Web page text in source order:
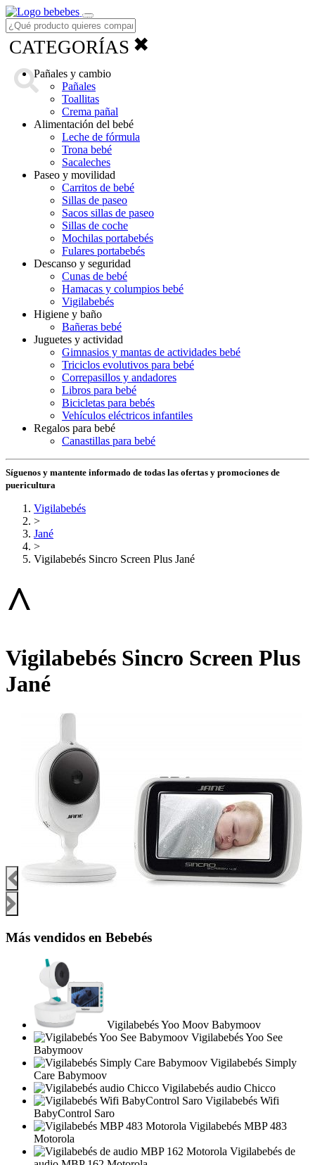
Menú
CATEGORÍAS ✖
Pañales y cambio
Pañales
Toallitas
Crema pañal
Alimentación del bebé
Leche de fórmula
Trona bebé
Sacaleches
Paseo y movilidad
Carritos de bebé
Sillas de paseo
Sacos sillas de paseo
Sillas de coche
Mochilas portabebés
Fulares portabebés
Descanso y seguridad
Cunas de bebé
Hamacas y columpios bebé
Vigilabebés
Higiene y baño
Bañeras bebé
Juguetes y actividad
Gimnasios y mantas de actividades bebé
Triciclos evolutivos para bebé
Correpasillos y andadores
Libros para bebé
Bicicletas para bebés
Vehículos eléctricos infantiles
Regalos para bebé
Canastillas para bebé
Síguenos y mantente informado de todas las ofertas y promociones de
puericultura
Vigilabebés
>
Jané
>
Vigilabebés Sincro Screen Plus Jané
^
Vigilabebés Sincro Screen Plus
Jané
Más vendidos en Bebebés
Vigilabebés Yoo Moov Babymoov
Vigilabebés Yoo See
Babymoov
Vigilabebés Simply
Care Babymoov
Vigilabebés audio Chicco
Vigilabebés Wifi
BabyControl Saro
Vigilabebés MBP 483
Motorola
Vigilabebés de